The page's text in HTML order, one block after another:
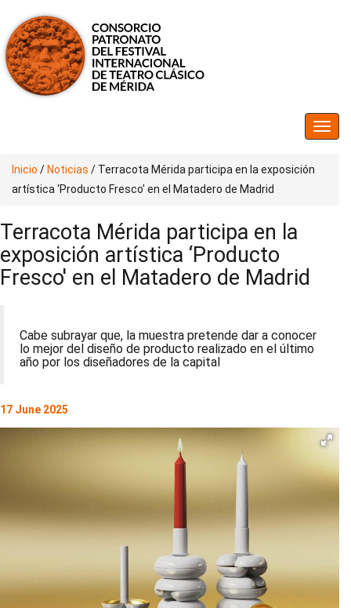
Inicio / Noticias / Terracota Mérida participa en la exposición
artística ‘Producto Fresco' en el Matadero de Madrid
Terracota Mérida participa en la
exposición artística ‘Producto
Fresco' en el Matadero de Madrid
Cabe subrayar que, la muestra pretende dar a conocer
lo mejor del diseño de producto realizado en el último
año por los diseñadores de la capital
17 June 2025